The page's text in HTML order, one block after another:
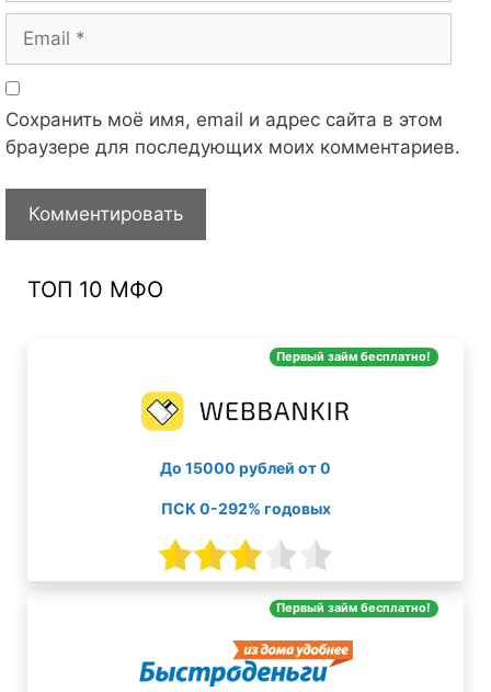
Сохранить моё имя, email и адрес сайта в этом
браузере для последующих моих комментариев.
ТОП 10 МФО
Первый займ бесплатно!
До 15000 рублей от 0
ПСК 0-292% годовых
Первый займ бесплатно!